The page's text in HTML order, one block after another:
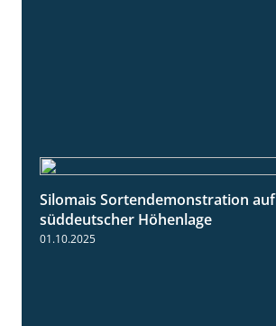
Silomais Sortendemonstration auf
süddeutscher Höhenlage
01.10.2025